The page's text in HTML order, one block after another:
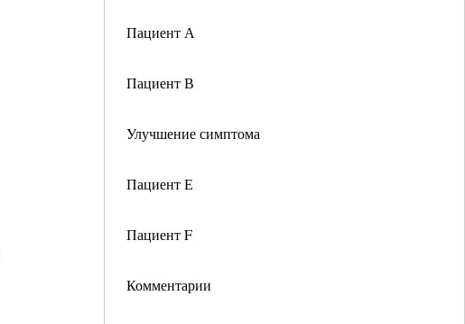
Пациент А
Пациент В
Улучшение симптома
Пациент Е
Пациент F
Комментарии